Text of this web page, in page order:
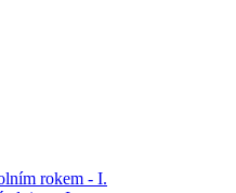
rokem - I.